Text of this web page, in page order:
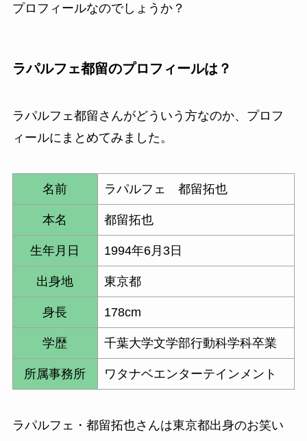
プロフィールなのでしょうか？
ラパルフェ都留のプロフィールは？
ラパルフェ都留さんがどういう方なのか、プロフ
ィールにまとめてみました。
名前 ラパルフェ 都留拓也
本名 都留拓也
生年月日 1994年6月3日
出身地 東京都
身長 178cm
学歴 千葉大学文学部行動科学科卒業
所属事務所 ワタナベエンターテインメント
ラパルフェ・都留拓也さんは東京都出身のお笑い